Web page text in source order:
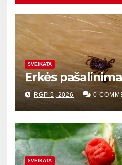
SVEIKATA
Erkės
RGP 5, 2026 0
SVEIKATA